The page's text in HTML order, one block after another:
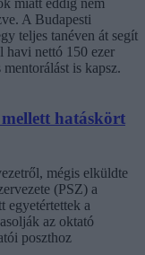
A Budapesti
teljes tanéven át segít
havi nettó 150 ezer
is kapsz.
mellett hatáskört
mégis elküldte
(PSZ) a
egyetértettek a
az oktató
poszthoz